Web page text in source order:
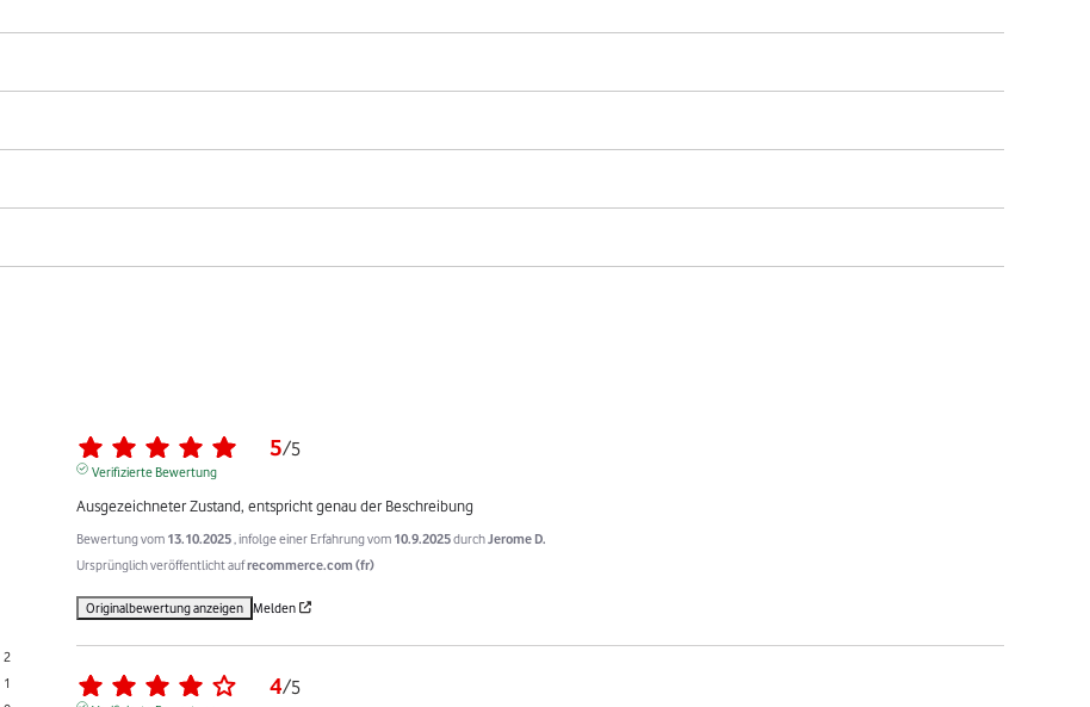
2
1
5/5
Verifizierte Bewertung
Ausgezeichneter Zustand, entspricht genau der Beschreibung
Bewertung vom 13.10.2025 , infolge einer Erfahrung vom 10.9.2025durchJerome D.
Ursprünglich veröffentlicht aufrecommerce.com (fr)
Originalbewertung anzeigen Melden
4/5